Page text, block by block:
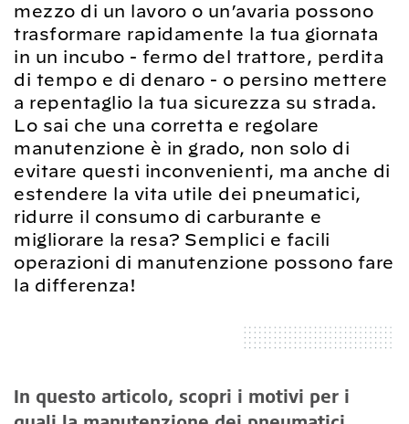
mezzo di un lavoro o un’avaria possono
trasformare rapidamente la tua giornata
in un incubo - fermo del trattore, perdita
di tempo e di denaro - o persino mettere
a repentaglio la tua sicurezza su strada.
Lo sai che una corretta e regolare
manutenzione è in grado, non solo di
evitare questi inconvenienti, ma anche di
estendere la vita utile dei pneumatici,
ridurre il consumo di carburante e
migliorare la resa? Semplici e facili
operazioni di manutenzione possono fare
la differenza!
In questo articolo, scopri i motivi per i